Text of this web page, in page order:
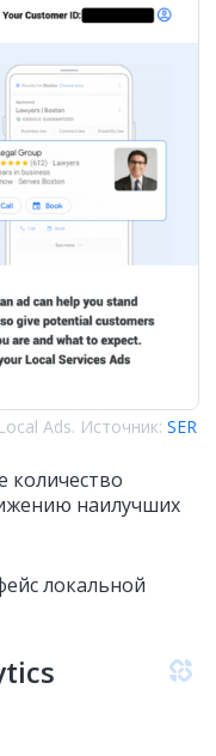
Ads. Источник: SER
количество
наилучших
локальной